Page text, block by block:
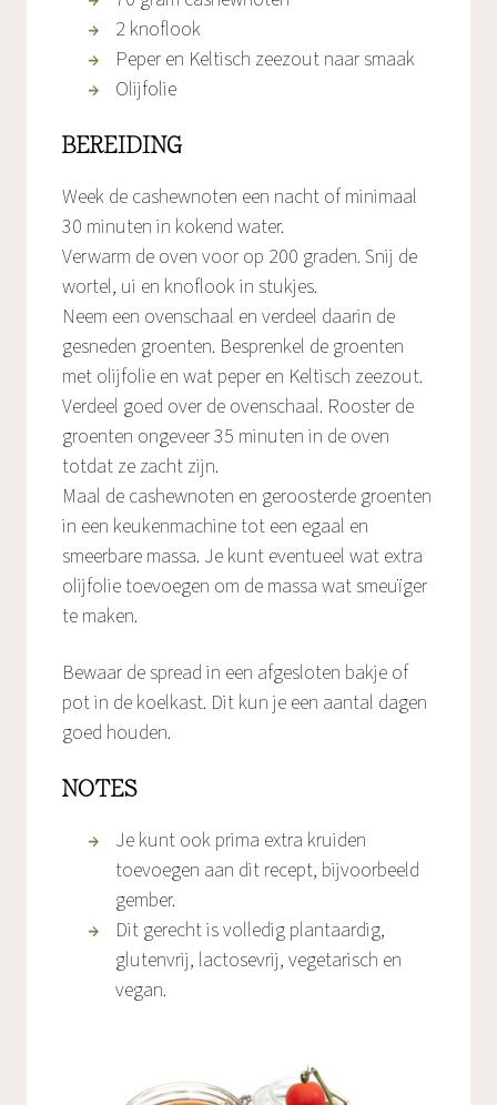
2 knoflook
Peper en Keltisch zeezout naar smaak
Olijfolie
BEREIDING
Week de cashewnoten een nacht of minimaal
30 minuten in kokend water.
Verwarm de oven voor op 200 graden. Snij de
wortel, ui en knoflook in stukjes.
Neem een ovenschaal en verdeel daarin de
gesneden groenten. Besprenkel de groenten
met olijfolie en wat peper en Keltisch zeezout.
Verdeel goed over de ovenschaal. Rooster de
groenten ongeveer 35 minuten in de oven
totdat ze zacht zijn.
Maal de cashewnoten en geroosterde groenten
in een keukenmachine tot een egaal en
smeerbare massa. Je kunt eventueel wat extra
olijfolie toevoegen om de massa wat smeuïger
te maken.
Bewaar de spread in een afgesloten bakje of
pot in de koelkast. Dit kun je een aantal dagen
goed houden.
NOTES
Je kunt ook prima extra kruiden
toevoegen aan dit recept, bijvoorbeeld
gember.
Dit gerecht is volledig plantaardig,
glutenvrij, lactosevrij, vegetarisch en
vegan.